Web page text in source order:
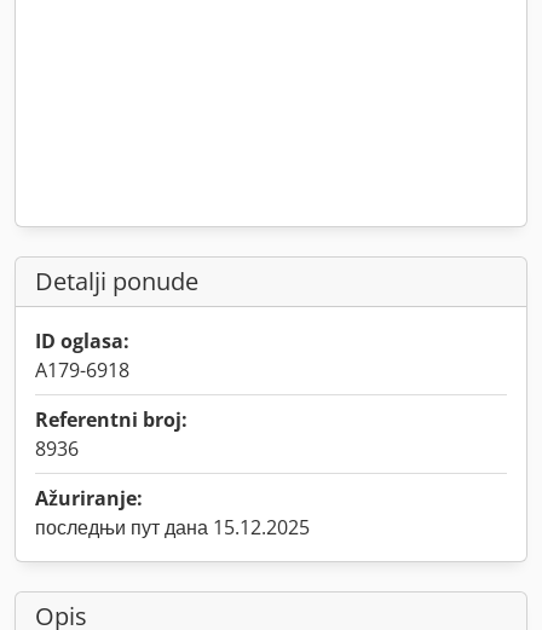
Detalji ponude
ID oglasa:
A179-6918
Referentni broj:
8936
Ažuriranje:
последњи пут дана 15.12.2025
Opis